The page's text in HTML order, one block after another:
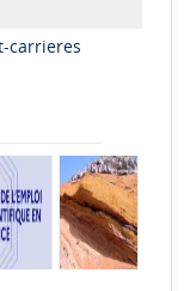
carrieres